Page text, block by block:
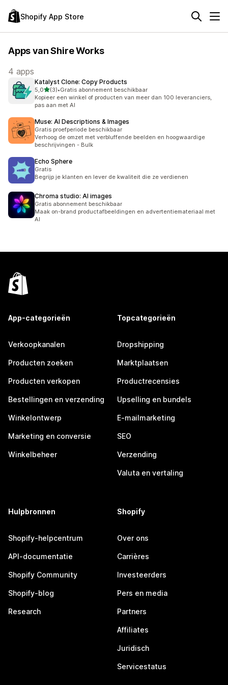
Shopify App Store
Apps van Shire Works
4 apps
Katalyst Clone: Copy Products
5,0van 5 sterren
(3)
3 recensies in totaal
•Gratis abonnement beschikbaar
Kopieer een winkel of producten van meer dan 100 leveranciers,
pas aan met AI
Muse: AI Descriptions & Images
Gratis proefperiode beschikbaar
Verhoog de omzet met verbluffende beelden en hoogwaardige
beschrijvingen - Bulk
Echo Sphere
Gratis
Begrijp je klanten en lever de kwaliteit die ze verdienen
Chroma studio: AI images
Gratis abonnement beschikbaar
Maak on-brand productafbeeldingen en advertentiemateriaal met
AI
App-categorieën
Verkoopkanalen
Producten zoeken
Producten verkopen
Bestellingen en verzending
Winkelontwerp
Marketing en conversie
Winkelbeheer
Topcategorieën
Dropshipping
Marktplaatsen
Productrecensies
Upselling en bundels
E-mailmarketing
SEO
Verzending
Valuta en vertaling
Hulpbronnen
Shopify-helpcentrum
API-documentatie
Shopify Community
Shopify-blog
Research
Shopify
Over ons
Carrières
Investeerders
Pers en media
Partners
Affiliates
Juridisch
Servicestatus